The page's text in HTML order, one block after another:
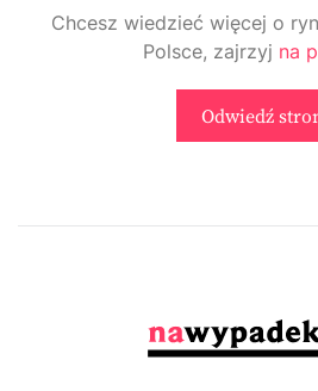
Chcesz wiedzieć więcej o
Polsce, zajrzyj na
Odwiedź